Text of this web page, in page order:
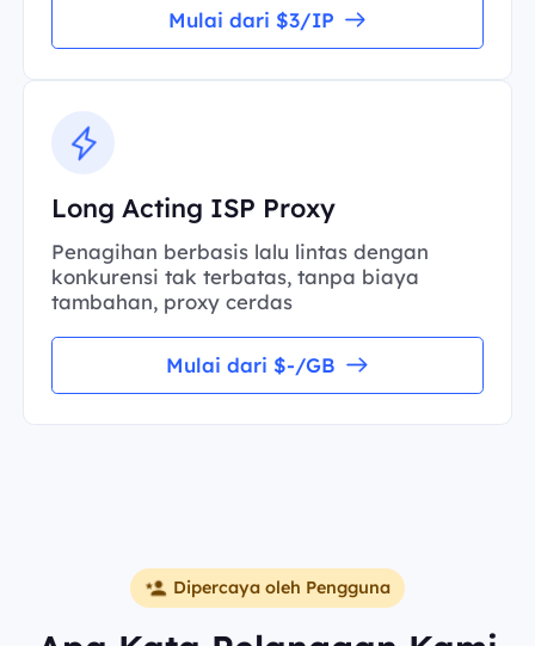
Mulai dari $3/IP
Long Acting ISP Proxy
Penagihan berbasis lalu lintas dengan
konkurensi tak terbatas, tanpa biaya
tambahan, proxy cerdas
Mulai dari $-/GB
Dipercaya oleh Pengguna